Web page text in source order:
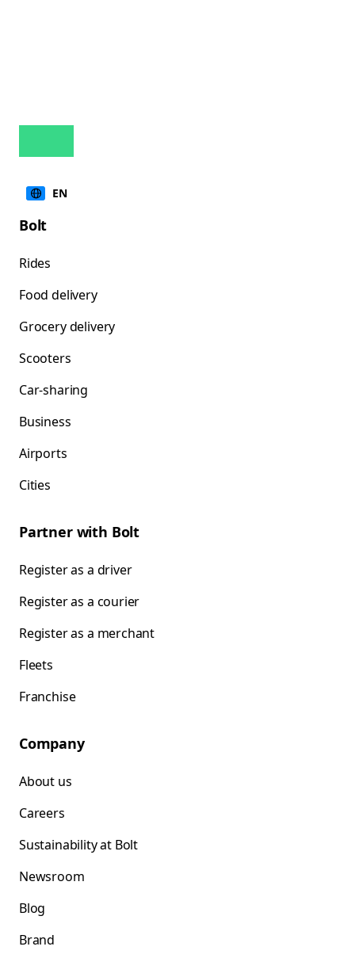
EN
Bolt
Rides
Food delivery
Grocery delivery
Scooters
Car-sharing
Business
Airports
Cities
Partner with Bolt
Register as a driver
Register as a courier
Register as a merchant
Fleets
Franchise
Company
About us
Careers
Sustainability at Bolt
Newsroom
Blog
Brand